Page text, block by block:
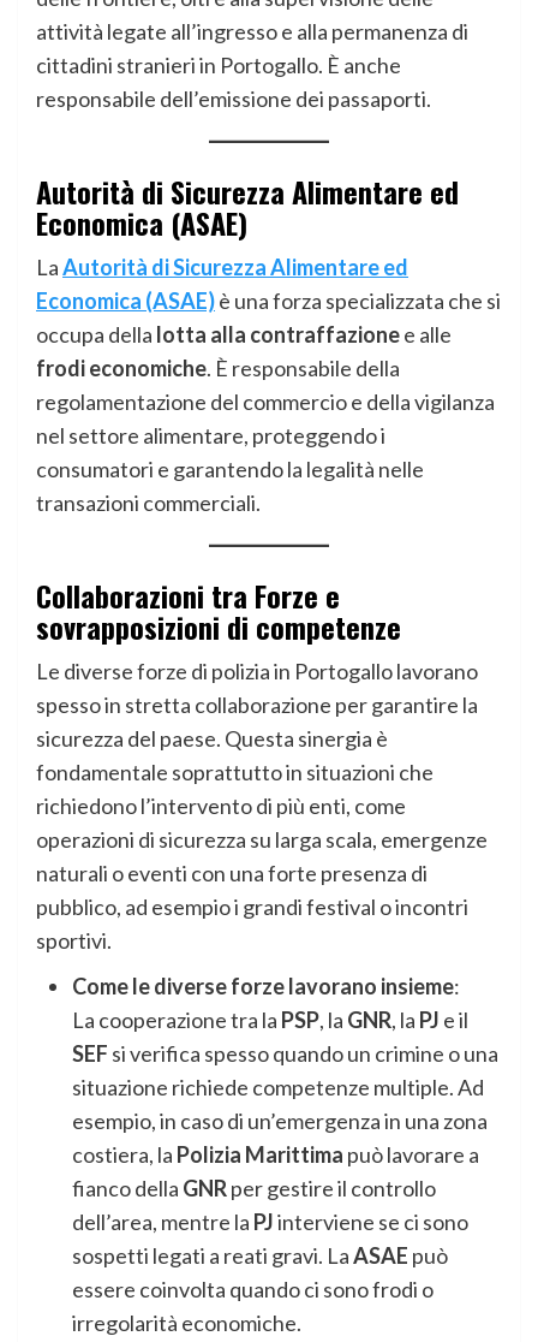
attività legate all’ingresso e alla permanenza di
cittadini stranieri in Portogallo. È anche
responsabile dell’emissione dei passaporti.
Autorità di Sicurezza Alimentare ed
Economica (ASAE)
LaAutorità di Sicurezza Alimentare ed
Economica (ASAE)è una forza specializzata che si
occupa della lotta alla contraffazionee alle
frodi economiche. È responsabile della
regolamentazione del commercio e della vigilanza
nel settore alimentare, proteggendo i
consumatori e garantendo la legalità nelle
transazioni commerciali.
Collaborazioni tra Forze e
sovrapposizioni di competenze
Le diverse forze di polizia in Portogallo lavorano
spesso in stretta collaborazione per garantire la
sicurezza del paese. Questa sinergia è
fondamentale soprattutto in situazioni che
richiedono l’intervento di più enti, come
operazioni di sicurezza su larga scala, emergenze
naturali o eventi con una forte presenza di
pubblico, ad esempio i grandi festival o incontri
sportivi.
Come le diverse forze lavorano insieme:
La cooperazione tra la PSP, la GNR, la PJ e il
SEF si verifica spesso quando un crimine o una
situazione richiede competenze multiple. Ad
esempio, in caso di un’emergenza in una zona
costiera, la Polizia Marittima può lavorare a
fianco della GNRper gestire il controllo
dell’area, mentre la PJinterviene se ci sono
sospetti legati a reati gravi. LaASAE può
essere coinvolta quando ci sono frodi o
irregolarità economiche.